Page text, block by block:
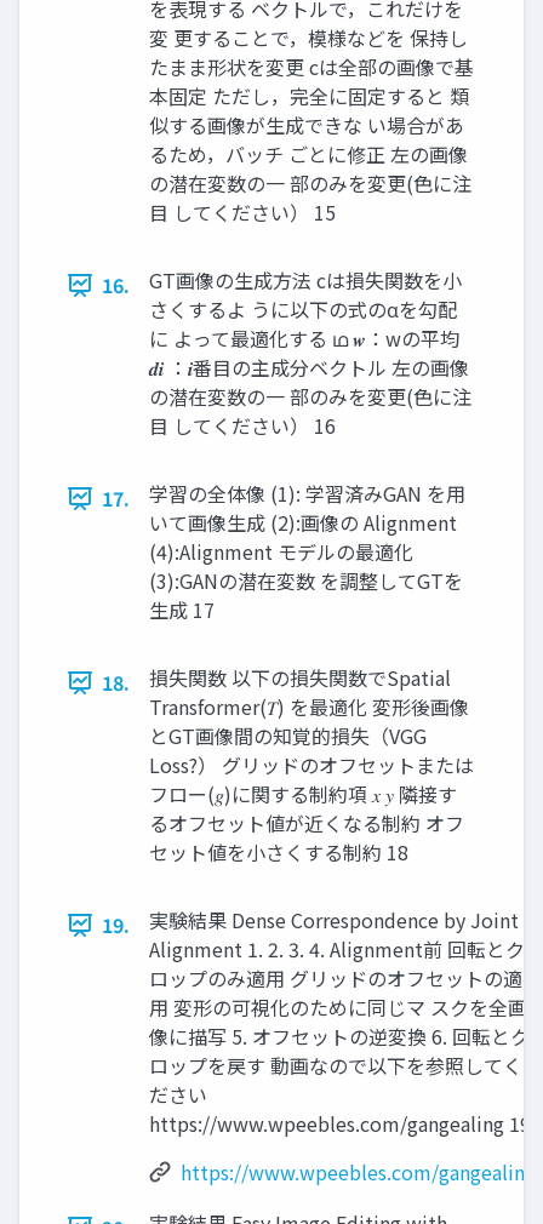
を表現する ベクトルで，これだけを
変 更することで，模様などを 保持し
たまま形状を変更 cは全部の画像で基
本固定 ただし，完全に固定すると 類
似する画像が生成できな い場合があ
るため，バッチ ごとに修正 左の画像
の潜在変数の一 部のみを変更(色に注
目 してください） 15
16.
GT画像の生成方法 cは損失関数を小
さくするよ うに以下の式のαを勾配
に よって最適化する ഥ 𝒘：wの平均
𝒅𝒊 ：𝒊番目の主成分ベクトル 左の画像
の潜在変数の一 部のみを変更(色に注
目 してください） 16
17.
学習の全体像 (1): 学習済みGAN を用
いて画像生成 (2):画像の Alignment
(4):Alignment モデルの最適化
(3):GANの潜在変数 を調整してGTを
生成 17
18.
損失関数 以下の損失関数でSpatial
Transformer(𝑇) を最適化 変形後画像
とGT画像間の知覚的損失（VGG
Loss?） グリッドのオフセットまたは
フロー(𝑔)に関する制約項 𝑥 𝑦 隣接す
るオフセット値が近くなる制約 オフ
セット値を小さくする制約 18
19.
実験結果 Dense Correspondence by Joint
Alignment 1. 2. 3. 4. Alignment前 回転とク
ロップのみ適用 グリッドのオフセットの適
用 変形の可視化のために同じマ スクを全画
像に描写 5. オフセットの逆変換 6. 回転とク
ロップを戻す 動画なので以下を参照してく
ださい
https://www.wpeebles.com/gangealing 19
https://www.wpeebles.com/gangealing